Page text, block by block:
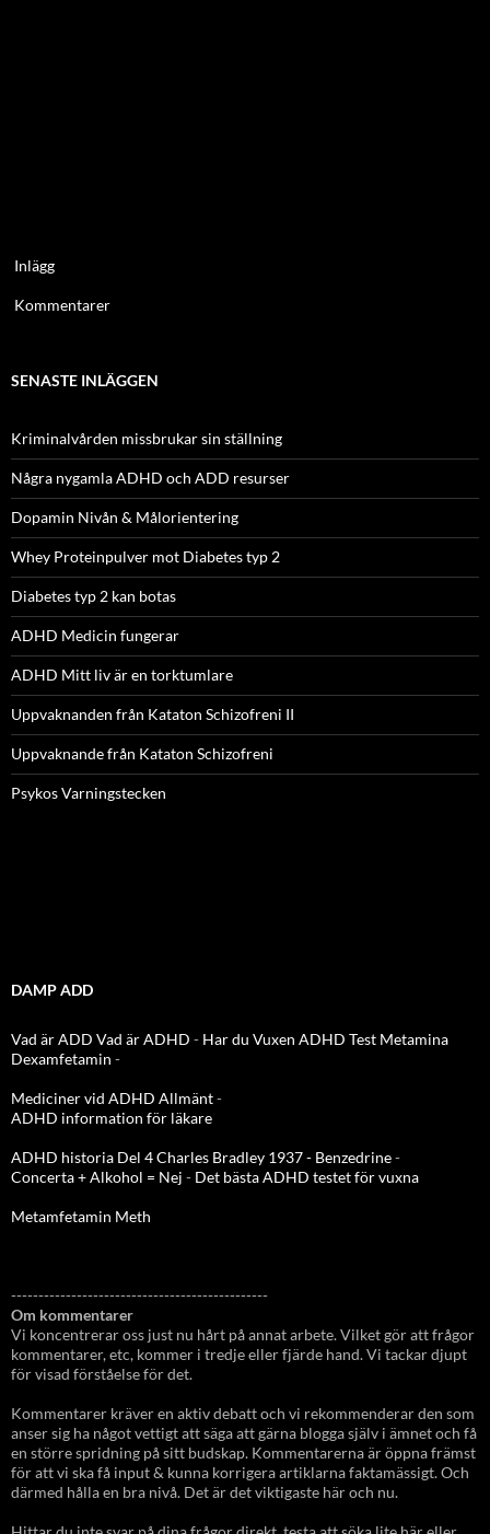
Inlägg
Kommentarer
SENASTE INLÄGGEN
Kriminalvården missbrukar sin ställning
Några nygamla ADHD och ADD resurser
Dopamin Nivån & Målorientering
Whey Proteinpulver mot Diabetes typ 2
Diabetes typ 2 kan botas
ADHD Medicin fungerar
ADHD Mitt liv är en torktumlare
Uppvaknanden från Kataton Schizofreni II
Uppvaknande från Kataton Schizofreni
Psykos Varningstecken
DAMP ADD
Vad är ADD Vad är ADHD - Har du Vuxen ADHD Test Metamina
Dexamfetamin -
Mediciner vid ADHD Allmänt-
ADHD information för läkare
ADHD historia Del 4 Charles Bradley 1937 - Benzedrine-
Concerta + Alkohol = Nej - Det bästa ADHD testet för vuxna
Metamfetamin Meth
-----------------------------------------------
Om kommentarer
Vi koncentrerar oss just nu hårt på annat arbete. Vilket gör att frågor
kommentarer, etc, kommer i tredje eller fjärde hand. Vi tackar djupt
för visad förståelse för det.
Kommentarer kräver en aktiv debatt och vi rekommenderar den som
anser sig ha något vettigt att säga att gärna blogga själv i ämnet och få
en större spridning på sitt budskap. Kommentarerna är öppna främst
för att vi ska få input & kunna korrigera artiklarna faktamässigt. Och
därmed hålla en bra nivå. Det är det viktigaste här och nu.